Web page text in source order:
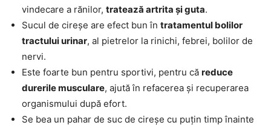
vindecare a rănilor, tratează artrita și guta.
Sucul de cireșe are efect bun în tratamentul bolilor
tractului urinar, al pietrelor la rinichi, febrei, bolilor de
nervi.
Este foarte bun pentru sportivi, pentru că reduce
durerile musculare, ajută în refacerea și recuperarea
organismului după efort.
Se bea un pahar de suc de cireșe cu puțin timp înainte